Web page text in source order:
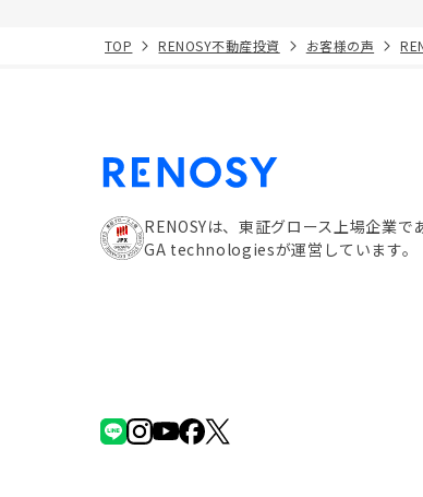
TOP RENOSY不動産投資 お客様の声
RENOSYは、東証グロース上場企業で
GA technologiesが運営しています。